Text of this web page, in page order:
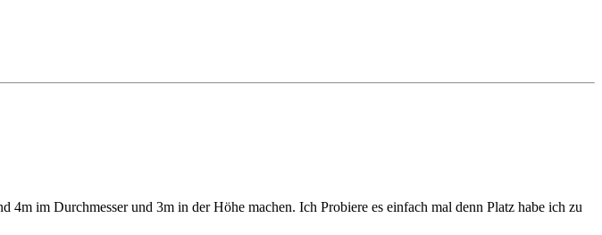
im Durchmesser und 3m in der Höhe machen. Ich Probiere es einfach mal denn Platz habe ich zu